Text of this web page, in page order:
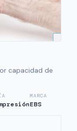
capacidad de
MARCA
EBS